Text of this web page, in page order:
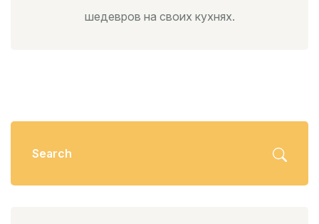
шедевров на своих кухнях.